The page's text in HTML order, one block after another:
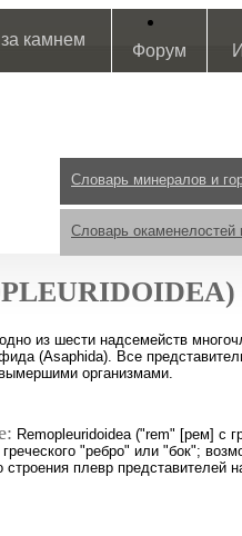
камнем
Форум
Словарь минералов и
Словарь окаменелостей
из шести надсемейств
(Asaphida). Все
организмами.
Remopleuridoidea ("rem" [рем] с
"ребро" или "бок";
строения плевр представителей